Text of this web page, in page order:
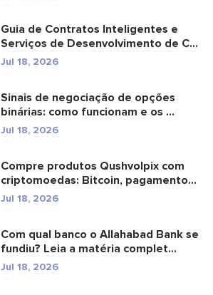
Guia de Contratos Inteligentes e
Serviços de Desenvolvimento de C...
Jul 18, 2026
Sinais de negociação de opções
binárias: como funcionam e os ...
Jul 18, 2026
Compre produtos Qushvolpix com
criptomoedas: Bitcoin, pagamentos
e...
Jul 18, 2026
Com qual banco o Allahabad Bank se
fundiu? Leia a matéria complet...
Jul 18, 2026